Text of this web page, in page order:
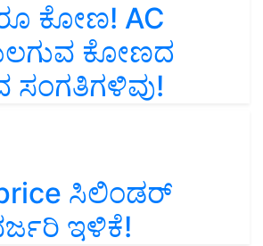
ಕೋಣ! AC
ಕೋಣದ
ಸಂಗತಿಗಳಿವು!
ಸಿಲಿಂಡರ್‌
ಇಳಿಕೆ!